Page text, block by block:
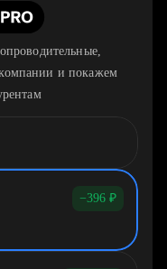
и покажем
−396 ₽